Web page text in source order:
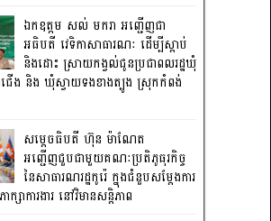
ឯកឧត្តម សល់ មករា អញ្ជើញជា
អធិបតី វេទិកាសាធារណៈ ដើម្បីស្តាប់
និងដោះ ស្រាយកង្វល់ជូនប្រជាពលរដ្ឋឃុំ
ជើង និង ឃុំស្វាយទងខាងត្បូង ស្រុកកំពង់
សម្តេចធិបតី ហ៊ុន ម៉ាណែត
អញ្ជើញជួបជាមួយគណៈប្រតិភូធុរកិច្ច
នៃសាធារណរដ្ឋកូរ៉េ ក្នុងជំនួបសម្តែងការ
សាការងារ នៅវិមានសន្តិភាព